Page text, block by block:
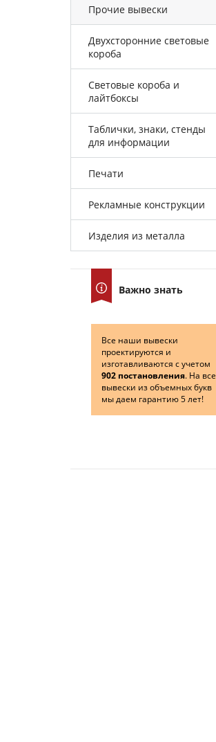
Прочие вывески
Двухсторонние световые
короба
Световые короба и
лайтбоксы
Таблички, знаки, стенды
для информации
Печати
Рекламные конструкции
Изделия из металла
Важно знать
Все наши вывески
проектируются и
изготавливаются с учетом
902 постановления. На все
вывески из объемных букв
мы даем гарантию 5 лет!